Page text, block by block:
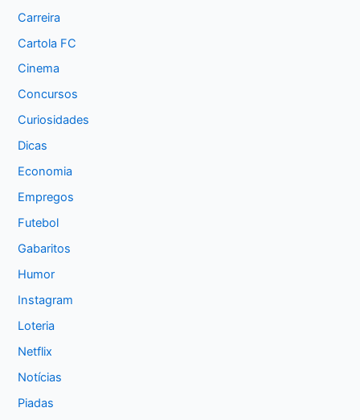
Carreira
Cartola FC
Cinema
Concursos
Curiosidades
Dicas
Economia
Empregos
Futebol
Gabaritos
Humor
Instagram
Loteria
Netflix
Notícias
Piadas